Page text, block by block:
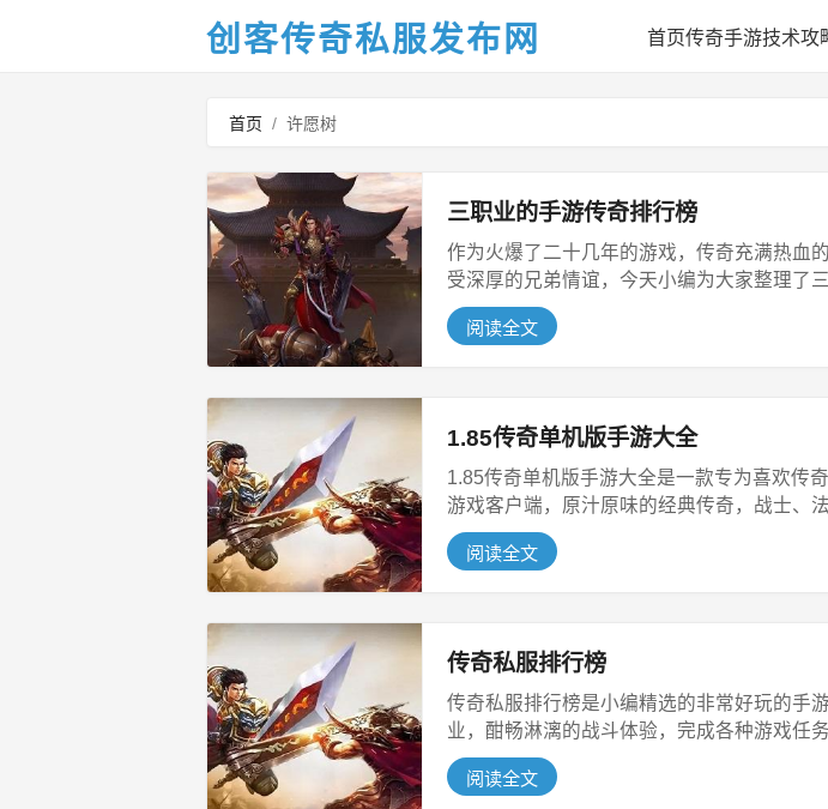
创客传奇私服发布网 首页传奇手游技术攻
首页 / 许愿树
三职业的手游传奇排行榜
作为火爆了二十几年的游戏，传奇充满热血
受深厚的兄弟情谊，今天小编为大家整理了
原汁...
阅读全文
1.85传奇单机版手游大全
1.85传奇单机版手游大全是一款专为喜欢传
游戏客户端，原汁原味的经典传奇，战士、
攻...
阅读全文
传奇私服排行榜
传奇私服排行榜是小编精选的非常好玩的手
业，酣畅淋漓的战斗体验，完成各种游戏任
的有意...
阅读全文